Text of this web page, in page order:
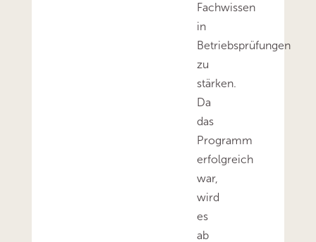
Fachwissen
in
Betriebsprüfungen
zu
stärken.
Da
das
Programm
erfolgreich
war,
wird
es
ab